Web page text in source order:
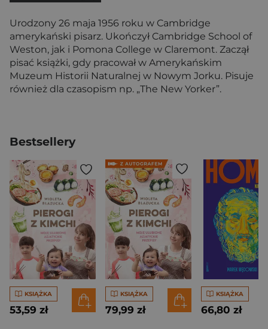
Urodzony 26 maja 1956 roku w Cambridge
amerykański pisarz. Ukończył Cambridge School of
Weston, jak i Pomona College w Claremont. Zaczął
pisać książki, gdy pracował w Amerykańskim
Muzeum Historii Naturalnej w Nowym Jorku. Pisuje
również dla czasopism np. „The New Yorker”.
Bestsellery
KSIĄŻKA
53,59 zł
KSIĄŻKA
79,99 zł
KSIĄŻKA
66,80 zł